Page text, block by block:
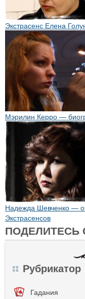
Экстрасенс Елена
Мэрилин Керро —
Надежда Шевченко —
Экстрасенсов
Рубрикатор
Гадания